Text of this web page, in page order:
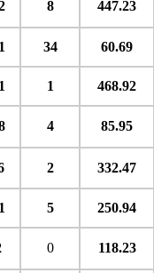
8 447.23
34 60.69
1 468.92
4 85.95
2 332.47
5 250.94
0 118.23